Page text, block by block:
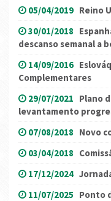
05/04/2019 Reino
30/01/2018
descanso semanal a
14/09/2016
Complementares
29/07/2021 Plano
levantamento
07/08/2018 Novo
03/04/2018
17/12/2024
11/07/2025 Ponto